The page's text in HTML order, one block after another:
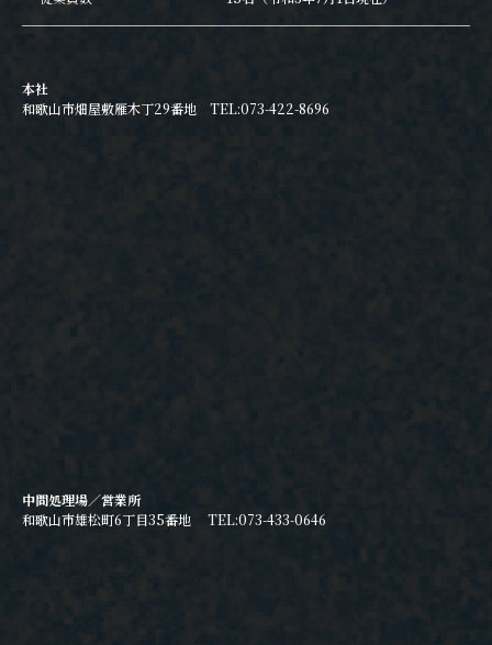
本社
和歌山市畑屋敷雁木丁29番地 TEL:073-422-8696
中間処理場／営業所
和歌山市雄松町6丁目35番地 TEL:073-433-0646